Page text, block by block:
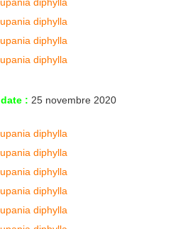
date : 25 novembre 2020